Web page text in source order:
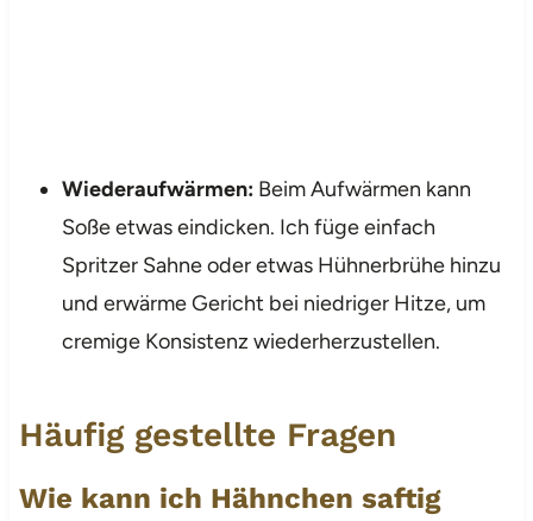
Wiederaufwärmen:Beim Aufwärmen kann
Soße etwas eindicken. Ich füge einfach
Spritzer Sahne oder etwas Hühnerbrühe hinzu
und erwärme Gericht bei niedriger Hitze, um
cremige Konsistenz wiederherzustellen.
Häufig gestellte Fragen
Wie kann ich Hähnchen saftig